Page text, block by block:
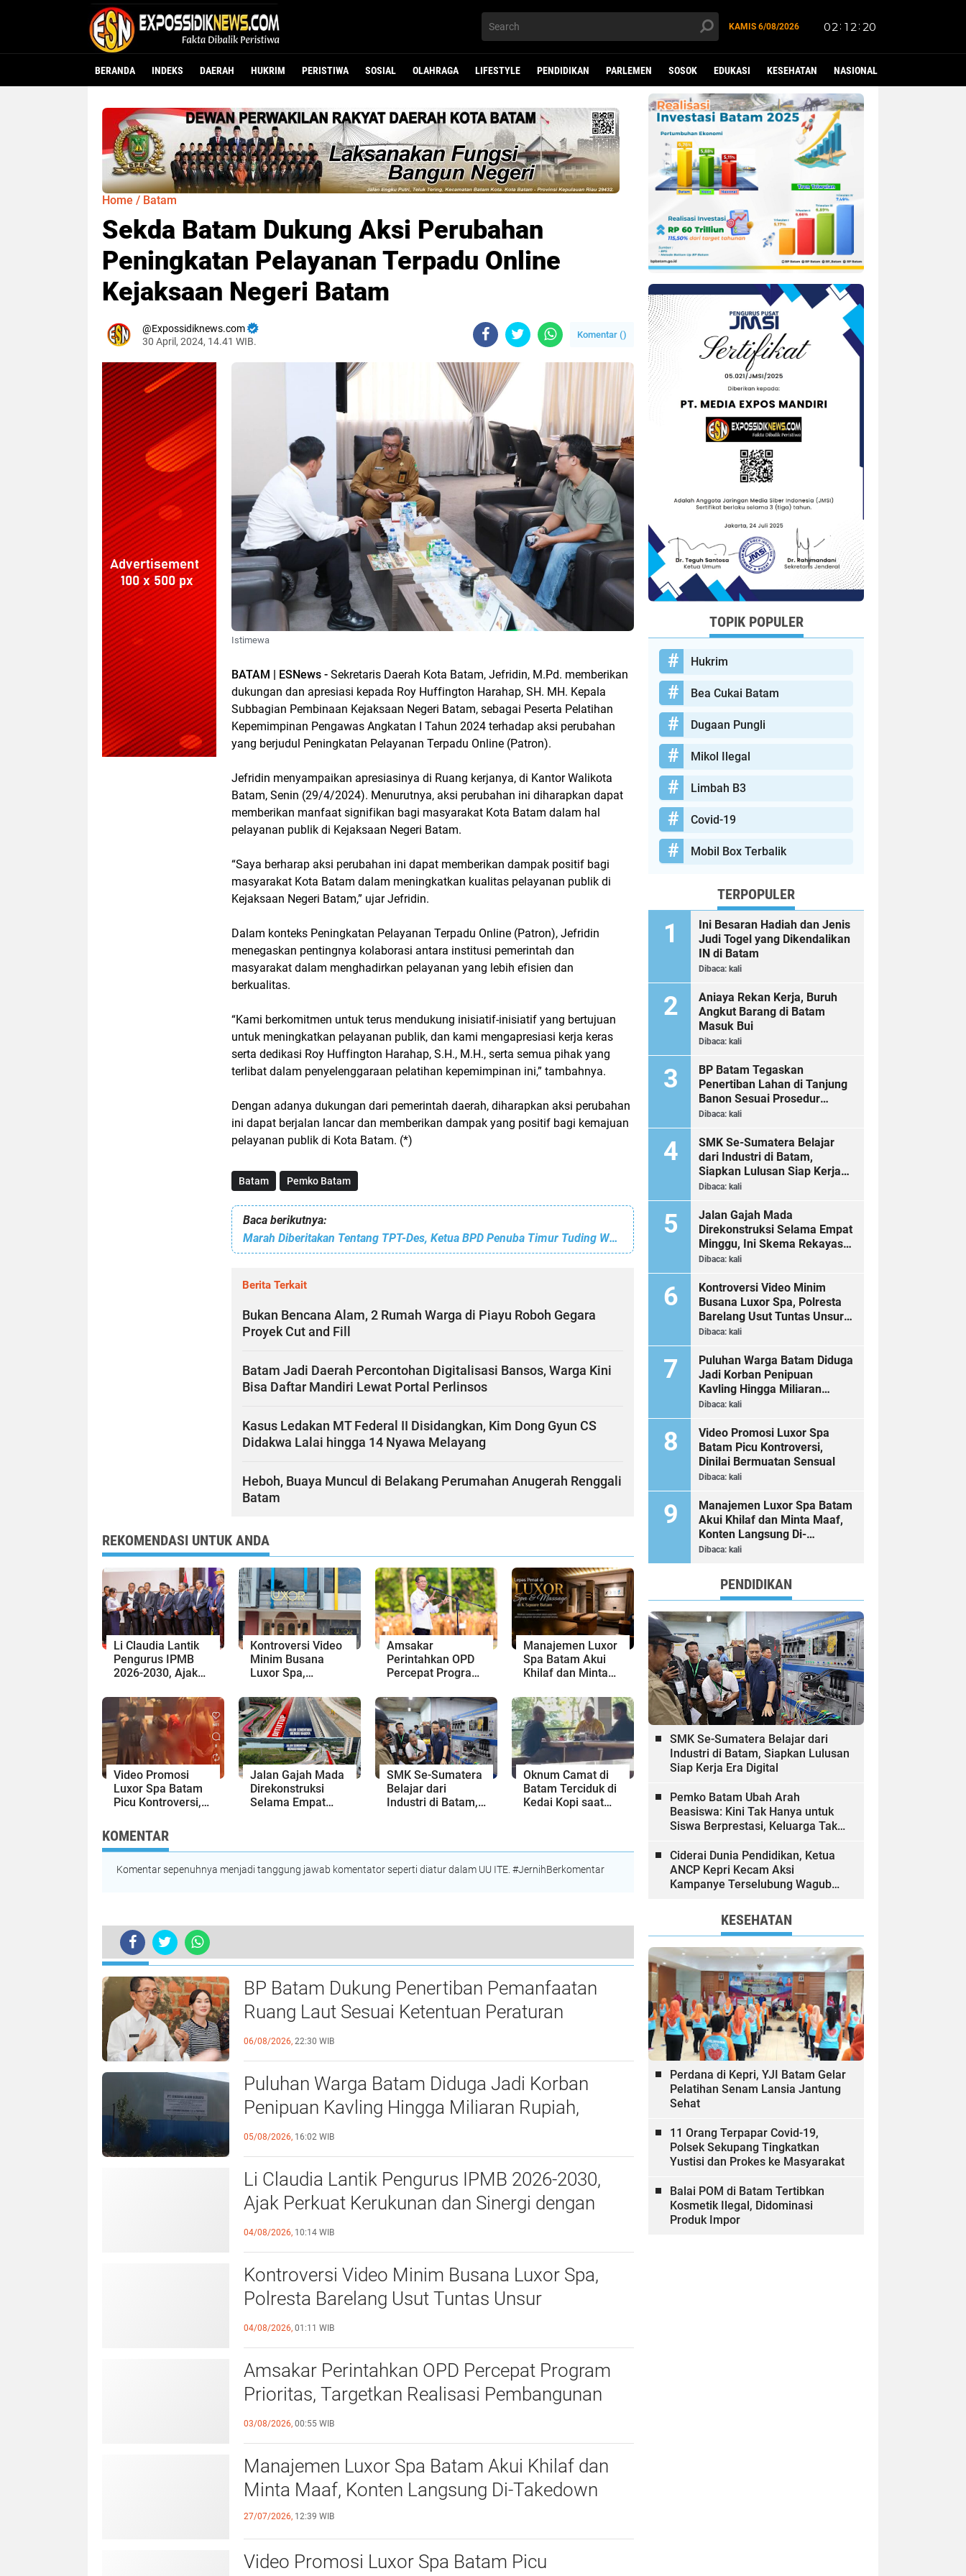
KAMIS 6/08/2026
BERANDA INDEKS DAERAH HUKRIM PERISTIWA SOSIAL OLAHRAGA LIFESTYLE PENDIDIKAN PARLEMEN SOSOK EDUKASI KESEHATAN NASIONAL
Home / Batam
Sekda Batam Dukung Aksi Perubahan
Peningkatan Pelayanan Terpadu Online
Kejaksaan Negeri Batam
Expossidiknews.com
30 April, 2024, 14.41 WIB.
Komentar ()
Istimewa
BATAM | ESNews - Sekretaris Daerah Kota Batam, Jefridin, M.Pd. memberikan
dukungan dan apresiasi kepada Roy Huffington Harahap, SH. MH. Kepala
Subbagian Pembinaan Kejaksaan Negeri Batam, sebagai Peserta Pelatihan
Kepemimpinan Pengawas Angkatan I Tahun 2024 terhadap aksi perubahan
yang berjudul Peningkatan Pelayanan Terpadu Online (Patron).
Jefridin menyampaikan apresiasinya di Ruang kerjanya, di Kantor Walikota
Batam, Senin (29/4/2024). Menurutnya, aksi perubahan ini diharapkan dapat
memberikan manfaat signifikan bagi masyarakat Kota Batam dalam hal
pelayanan publik di Kejaksaan Negeri Batam.
“Saya berharap aksi perubahan ini dapat memberikan dampak positif bagi
masyarakat Kota Batam dalam meningkatkan kualitas pelayanan publik di
Kejaksaan Negeri Batam,” ujar Jefridin.
Dalam konteks Peningkatan Pelayanan Terpadu Online (Patron), Jefridin
menegaskan pentingnya kolaborasi antara institusi pemerintah dan
masyarakat dalam menghadirkan pelayanan yang lebih efisien dan
berkualitas.
“Kami berkomitmen untuk terus mendukung inisiatif-inisiatif yang bertujuan
untuk meningkatkan pelayanan publik, dan kami mengapresiasi kerja keras
serta dedikasi Roy Huffington Harahap, S.H., M.H., serta semua pihak yang
terlibat dalam penyelenggaraan pelatihan kepemimpinan ini,” tambahnya.
Dengan adanya dukungan dari pemerintah daerah, diharapkan aksi perubahan
ini dapat berjalan lancar dan memberikan dampak yang positif bagi kemajuan
pelayanan publik di Kota Batam. (*)
Batam Pemko Batam
Baca berikutnya:
Marah Diberitakan Tentang TPT-Des, Ketua BPD Penuba Timur Tuding Wartawan tak Dapat Bantuan Pribadi
Berita Terkait
Bukan Bencana Alam, 2 Rumah Warga di Piayu Roboh Gegara
Proyek Cut and Fill
Batam Jadi Daerah Percontohan Digitalisasi Bansos, Warga Kini
Bisa Daftar Mandiri Lewat Portal Perlinsos
Kasus Ledakan MT Federal II Disidangkan, Kim Dong Gyun CS
Didakwa Lalai hingga 14 Nyawa Melayang
Heboh, Buaya Muncul di Belakang Perumahan Anugerah Renggali
Batam
REKOMENDASI UNTUK ANDA
Li Claudia Lantik
Pengurus IPMB
2026-2030, Ajak
dan Sinergi
dengan Pemko
Batam
Kontroversi Video
Minim Busana
Luxor Spa,
Usut Tuntas Unsur
Pelanggaran
Hukum
Amsakar
Perintahkan OPD
Percepat Program
Targetkan
Realisasi
Pembangunan
Lampaui 50
Persen
Manajemen Luxor
Spa Batam Akui
Khilaf dan Minta
Langsung Di-
Takedown
Video Promosi
Luxor Spa Batam
Picu Kontroversi,
Sensual
Jalan Gajah Mada
Direkonstruksi
Selama Empat
SMK Se-Sumatera
Belajar dari
Industri di Batam,
Oknum Camat di
Batam Terciduk di
Kedai Kopi saat
KOMENTAR
Komentar sepenuhnya menjadi tanggung jawab komentator seperti diatur dalam UU ITE. #JernihBerkomentar
Sekda Batam Dukung Aksi Perubahan Peningkatan Pelayanan Terpadu Online Kejaksaan Negeri Batam
TERKINI
BP Batam Dukung Penertiban Pemanfaatan
Ruang Laut Sesuai Ketentuan Peraturan
Perundang-undangan
06/08/2026, 22:30 WIB
Puluhan Warga Batam Diduga Jadi Korban
Penipuan Kavling Hingga Miliaran Rupiah,
Laporan ke Polda Kepri Jalan di Tempat?
05/08/2026, 16:02 WIB
Li Claudia Lantik Pengurus IPMB 2026-2030,
Ajak Perkuat Kerukunan dan Sinergi dengan
Pemko Batam
04/08/2026, 10:14 WIB
Kontroversi Video Minim Busana Luxor Spa,
Polresta Barelang Usut Tuntas Unsur
Pelanggaran Hukum
04/08/2026, 01:11 WIB
Amsakar Perintahkan OPD Percepat Program
Prioritas, Targetkan Realisasi Pembangunan
Lampaui 50 Persen
03/08/2026, 00:55 WIB
Manajemen Luxor Spa Batam Akui Khilaf dan
Minta Maaf, Konten Langsung Di-Takedown
27/07/2026, 12:39 WIB
Video Promosi Luxor Spa Batam Picu
TOPIK POPULER
Hukrim
Bea Cukai Batam
Dugaan Pungli
Mikol Ilegal
Limbah B3
Covid-19
Mobil Box Terbalik
TERPOPULER
Ini Besaran Hadiah dan Jenis
Judi Togel yang Dikendalikan
IN di Batam
Dibaca: kali
Aniaya Rekan Kerja, Buruh
Angkut Barang di Batam
Masuk Bui
Dibaca: kali
BP Batam Tegaskan
Penertiban Lahan di Tanjung
Banon Sesuai Prosedur
Hukum
Dibaca: kali
SMK Se-Sumatera Belajar
dari Industri di Batam,
Siapkan Lulusan Siap Kerja
Era Digital
Dibaca: kali
Jalan Gajah Mada
Direkonstruksi Selama Empat
Minggu, Ini Skema Rekayasa
Lalu Lintasnya
Dibaca: kali
Kontroversi Video Minim
Busana Luxor Spa, Polresta
Barelang Usut Tuntas Unsur
Pelanggaran Hukum
Dibaca: kali
Puluhan Warga Batam Diduga
Jadi Korban Penipuan
Kavling Hingga Miliaran
Rupiah, Laporan ke Polda
Dibaca: kali
Video Promosi Luxor Spa
Batam Picu Kontroversi,
Dinilai Bermuatan Sensual
Dibaca: kali
Manajemen Luxor Spa Batam
Akui Khilaf dan Minta Maaf,
Konten Langsung Di-
Takedown
Dibaca: kali
PENDIDIKAN
SMK Se-Sumatera Belajar dari
Industri di Batam, Siapkan Lulusan
Siap Kerja Era Digital
Pemko Batam Ubah Arah
Beasiswa: Kini Tak Hanya untuk
Siswa Berprestasi, Keluarga Tak
Dibiayai
Ciderai Dunia Pendidikan, Ketua
ANCP Kepri Kecam Aksi
Kampanye Terselubung Wagub
KESEHATAN
Perdana di Kepri, YJI Batam Gelar
Pelatihan Senam Lansia Jantung
Sehat
11 Orang Terpapar Covid-19,
Polsek Sekupang Tingkatkan
Yustisi dan Prokes ke Masyarakat
Balai POM di Batam Tertibkan
Kosmetik Ilegal, Didominasi
Produk Impor